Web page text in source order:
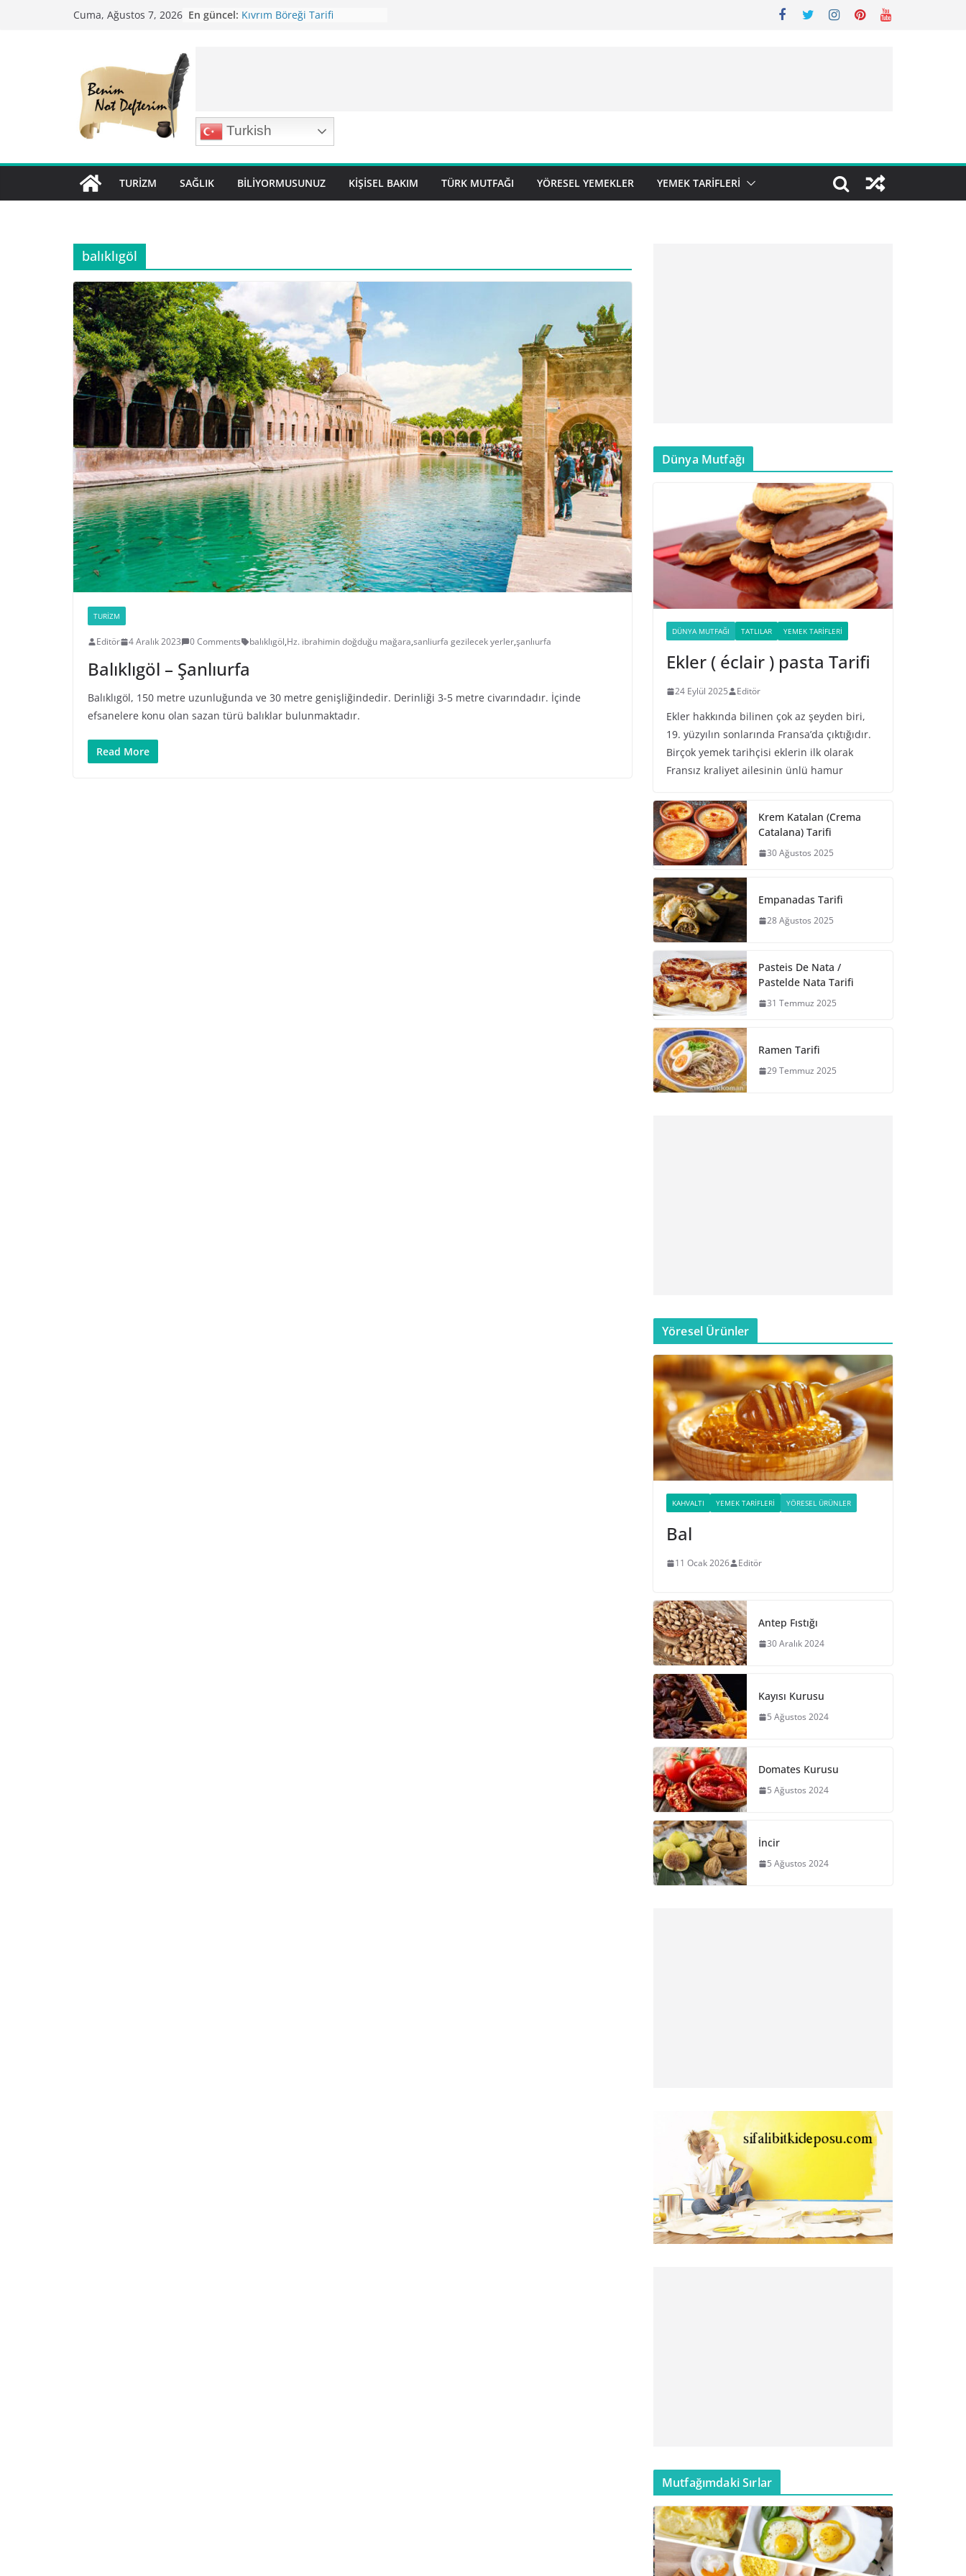
Cuma, Ağustos 7, 2026 En güncel: Kıvrım Böreği Tarifi
Turkish
TURIZM SAĞLIK BILIYORMUSUNUZ KIŞISEL BAKIM TÜRK MUTFAĞI YÖRESEL YEMEKLER YEMEK TARIFLERI
balıklıgöl
TURIZM
Editör 4 Aralık 2023 0 Comments balıklıgöl,Hz. ibrahimin doğduğu mağara,sanliurfa gezilecek yerler,şanlıurfa
Balıklıgöl – Şanlıurfa
Balıklıgöl, 150 metre uzunluğunda ve 30 metre genişliğindedir. Derinliği 3-5 metre civarındadır. İçinde
efsanelere konu olan sazan türü balıklar bulunmaktadır.
Read More
Dünya Mutfağı
DÜNYA MUTFAĞI TATLILAR YEMEK TARIFLERI
Ekler ( éclair ) pasta Tarifi
24 Eylül 2025 Editör
Ekler hakkında bilinen çok az şeyden biri,
19. yüzyılın sonlarında Fransa’da çıktığıdır.
Birçok yemek tarihçisi eklerin ilk olarak
Fransız kraliyet ailesinin ünlü hamur
Krem Katalan (Crema
Catalana) Tarifi
30 Ağustos 2025
Empanadas Tarifi
28 Ağustos 2025
Pasteis De Nata /
Pastelde Nata Tarifi
31 Temmuz 2025
Ramen Tarifi
29 Temmuz 2025
Yöresel Ürünler
KAHVALTI YEMEK TARIFLERI YÖRESEL ÜRÜNLER
Bal
11 Ocak 2026 Editör
Antep Fıstığı
30 Aralık 2024
Kayısı Kurusu
5 Ağustos 2024
Domates Kurusu
5 Ağustos 2024
İncir
5 Ağustos 2024
Mutfağımdaki Sırlar